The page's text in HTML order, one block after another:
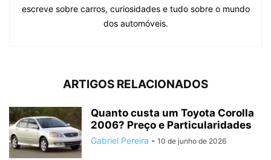
escreve sobre carros, curiosidades e tudo sobre o mundo
dos automóveis.
ARTIGOS RELACIONADOS
Quanto custa um Toyota Corolla
2006? Preço e Particularidades
Gabriel Pereira - 10 de junho de 2026